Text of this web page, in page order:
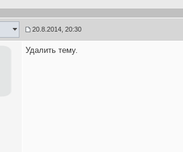
20.8.2014, 20:30
Удалить тему.